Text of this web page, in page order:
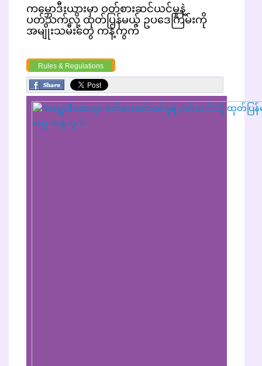
ကမ္ဘောဒီးယားမှာ ဝတ်စားဆင်ယင်မှုနဲ့
ပတ်သက်လို့ ထုတ်ပြန်မယ့် ဥပဒေကြမ်းကို
အမျိုးသမီးတွေ ကန့်ကွက်
Rules & Regulations